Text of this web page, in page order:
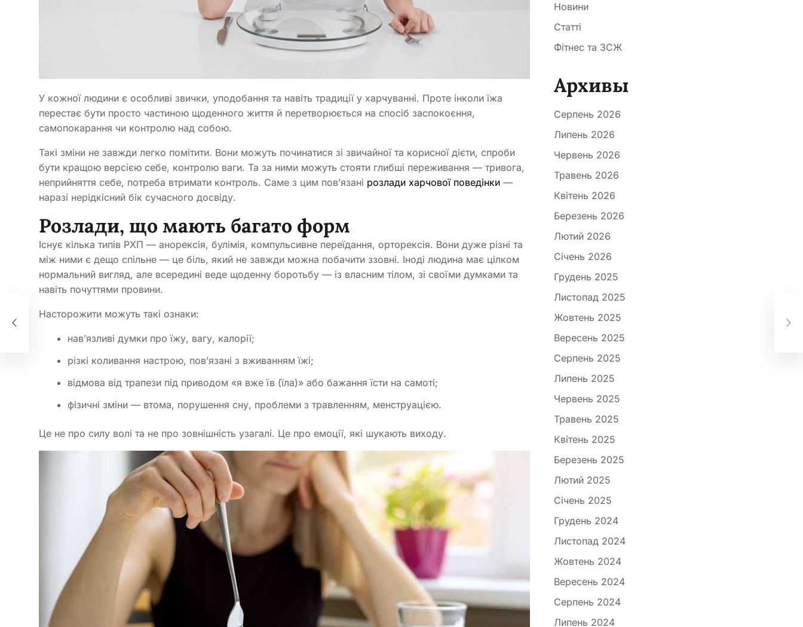
У кожної людини є особливі звички, уподобання та навіть традиції у харчуванні. Проте інколи їжа
перестає бути просто частиною щоденного життя й перетворюється на спосіб заспокоєння,
самопокарання чи контролю над собою.
Такі зміни не завжди легко помітити. Вони можуть починатися зі звичайної та корисної дієти, спроби
бути кращою версією себе, контролю ваги. Та за ними можуть стояти глибші переживання — тривога,
неприйняття себе, потреба втримати контроль. Саме з цим пов’язані розлади харчової поведінки —
наразі нерідкісний бік сучасного досвіду.
Розлади, що мають багато форм
Існує кілька типів РХП — анорексія, булімія, компульсивне переїдання, орторексія. Вони дуже різні та
між ними є дещо спільне — це біль, який не завжди можна побачити ззовні. Іноді людина має цілком
нормальний вигляд, але всередині веде щоденну боротьбу — із власним тілом, зі своїми думками та
навіть почуттями провини.
Насторожити можуть такі ознаки:
нав’язливі думки про їжу, вагу, калорії;
різкі коливання настрою, пов’язані з вживанням їжі;
відмова від трапези під приводом «я вже їв (їла)» або бажання їсти на самоті;
фізичні зміни — втома, порушення сну, проблеми з травленням, менструацією.
Це не про силу волі та не про зовнішність узагалі. Це про емоції, які шукають виходу.
Новини
Статті
Фітнес та ЗСЖ
Архивы
Серпень 2026
Липень 2026
Червень 2026
Травень 2026
Квітень 2026
Березень 2026
Лютий 2026
Січень 2026
Грудень 2025
Листопад 2025
Жовтень 2025
Вересень 2025
Серпень 2025
Липень 2025
Червень 2025
Травень 2025
Квітень 2025
Березень 2025
Лютий 2025
Січень 2025
Грудень 2024
Листопад 2024
Жовтень 2024
Вересень 2024
Серпень 2024
Липень 2024